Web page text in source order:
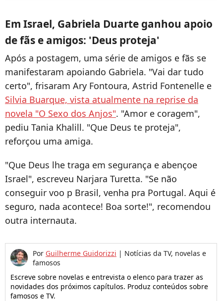
Em Israel, Gabriela Duarte ganhou apoio
de fãs e amigos: 'Deus proteja'
Após a postagem, uma série de amigos e fãs se
manifestaram apoiando Gabriela. "Vai dar tudo
certo", frisaram Ary Fontoura, Astrid Fontenelle e
Silvia Buarque, vista atualmente na reprise da
novela "O Sexo dos Anjos". "Amor e coragem",
pediu Tania Khalill. "Que Deus te proteja",
reforçou uma amiga.
"Que Deus lhe traga em segurança e abençoe
Israel", escreveu Narjara Turetta. "Se não
conseguir voo p Brasil, venha pra Portugal. Aqui é
seguro, nada acontece! Boa sorte!", recomendou
outra internauta.
Por Guilherme Guidorizzi | Notícias da TV, novelas e
famosos
Escreve sobre novelas e entrevista o elenco para trazer as
novidades dos próximos capítulos. Produz conteúdos sobre
famosos e TV.